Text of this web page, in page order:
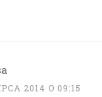
2014 O 09:15